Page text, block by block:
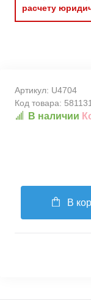
расчету
Артикул: U4704
Код товара:
В наличии
В